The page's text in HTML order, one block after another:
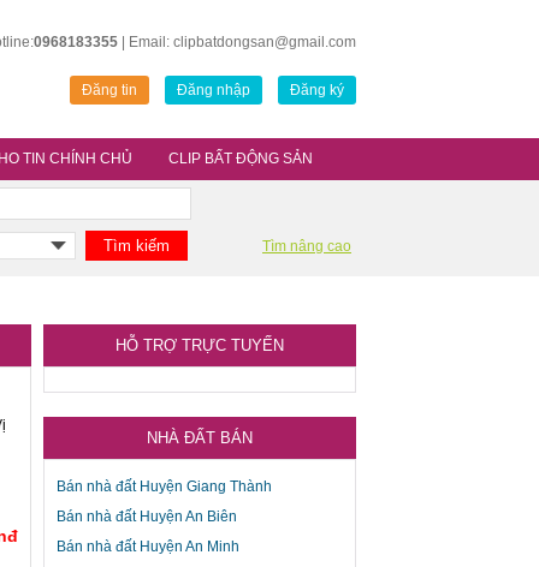
0968183355 | Email: clipbatdongsan@gmail.com
Đăng tin Đăng nhập Đăng ký
TIN CHÍNH CHỦ CLIP BẤT ĐỘNG SẢN
Tìm nâng cao
HỖ TRỢ TRỰC TUYẾN
NHÀ ĐẤT BÁN
Bán nhà đất Huyện Giang Thành
Bán nhà đất Huyện An Biên
Bán nhà đất Huyện An Minh